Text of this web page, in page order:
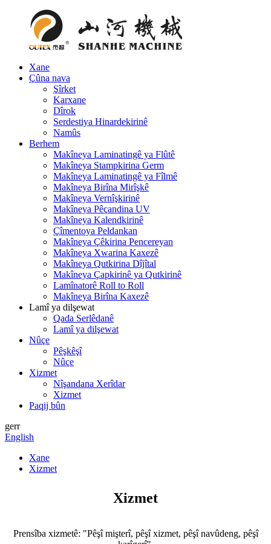
Xane
Çûna nava
Şîrket
Karxane
Dîrok
Serdestiya Hinardekirinê
Namûs
Berhem
Makîneya Laminatingê ya Flûtê
Makîneya Stampkirina Germ
Makîneya Laminatingê ya Fîlmê
Makîneya Birîna Mirîşkê
Makîneya Vernîşkirinê
Makîneya Pêçandina UV
Makîneya Kalendkirinê
Çîmentoya Peldankan
Makîneya Çêkirina Pencereyan
Makîneya Xwarina Kaxezê
Makîneya Qutkirina Dîjîtal
Makîneya Çapkirinê ya Qutkirinê
Lamînatorê Roll to Roll
Makîneya Birîna Kaxezê
Lamî ya dilşewat
Qada Serlêdanê
Lamî ya dilşewat
Nûçe
Pêşkêşî
Nûçe
Xizmet
Nîşandana Xerîdar
Xizmet
Paqij bûn
gerr
English
Xane
Xizmet
Xizmet
Prensîba xizmetê: "Pêşî mişterî, pêşî xizmet, pêşî navûdeng, pêşî